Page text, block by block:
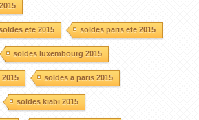
ete 2015 soldes paris ete 2015
soldes luxembourg 2015
soldes a paris 2015
soldes kiabi 2015